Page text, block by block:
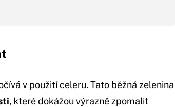
v použití celeru. Tato běžná zelenina
, které dokážou výrazně zpomalit